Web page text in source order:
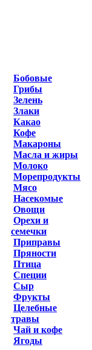
Бобовые
Грибы
Зелень
Злаки
Какао
Кофе
Макароны
Масла и жиры
Молоко
Морепродукты
Мясо
Насекомые
Овощи
Орехи и
семечки
Приправы
Пряности
Птица
Специи
Сыр
Фрукты
Целебные
травы
Чай и кофе
Ягоды